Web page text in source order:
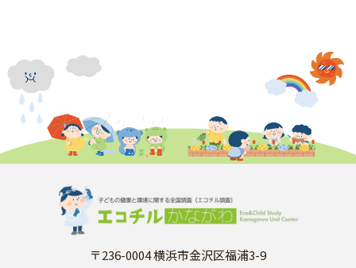
〒236-0004 横浜市金沢区福浦3-9